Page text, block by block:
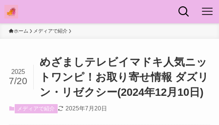
ホーム メディアで紹介
めざましテレビイマドキ人気ニッ
トワンピ！お取り寄せ情報 ダズリ
ン・リゼクシー(2024年12月10日)
2025
7/20
メディアで紹介 2025年7月20日